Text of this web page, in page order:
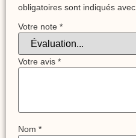
obligatoires sont indiqués avec
Votre note *
Votre avis *
Nom *